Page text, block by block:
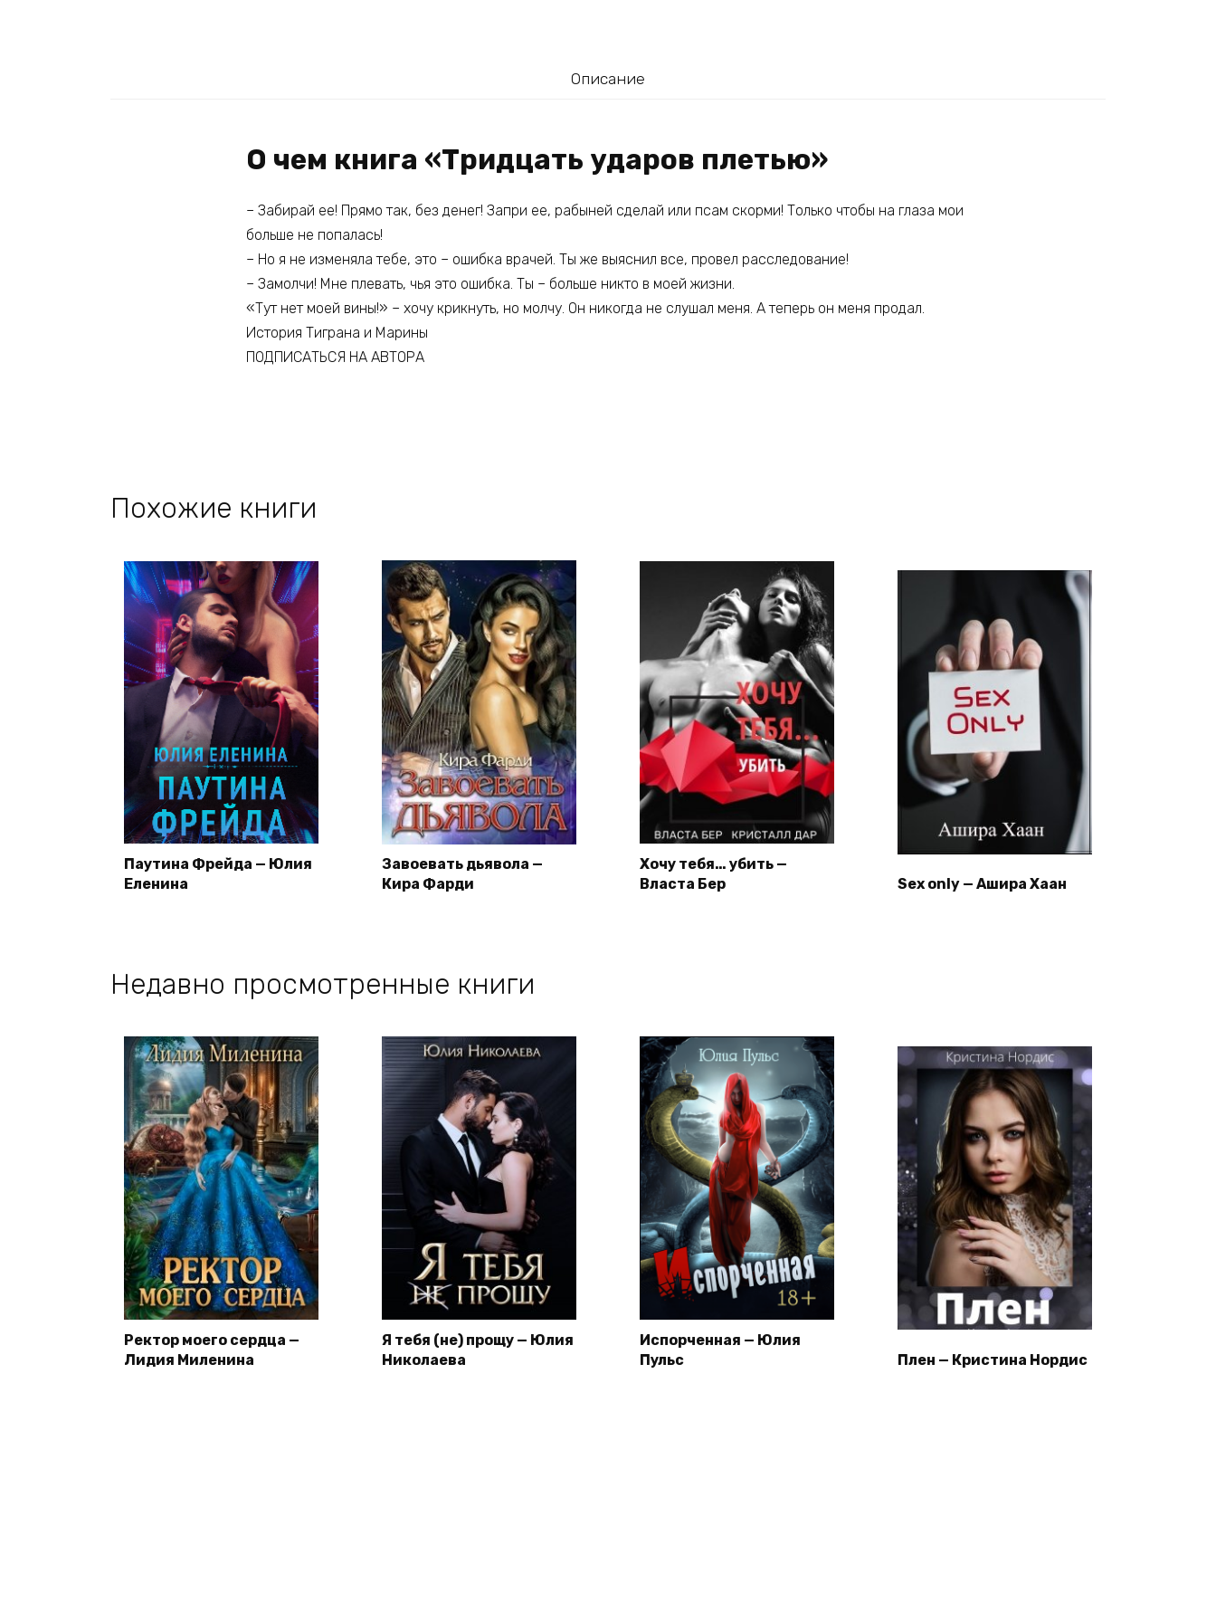
Описание
О чем книга «Тридцать ударов плетью»
– Забирай ее! Прямо так, без денег! Запри ее, рабыней сделай или псам скорми! Только чтобы на глаза мои
больше не попалась!
– Но я не изменяла тебе, это – ошибка врачей. Ты же выяснил все, провел расследование!
– Замолчи! Мне плевать, чья это ошибка. Ты – больше никто в моей жизни.
«Тут нет моей вины!» – хочу крикнуть, но молчу. Он никогда не слушал меня. А теперь он меня продал.
История Тиграна и Марины
ПОДПИСАТЬСЯ НА АВТОРА
Похожие книги
Паутина Фрейда — Юлия
Еленина
Завоевать дьявола —
Кира Фарди
Хочу тебя… убить —
Власта Бер
Sex only — Ашира Хаан
Недавно просмотренные книги
Ректор моего сердца —
Лидия Миленина
Я тебя (не) прощу — Юлия
Николаева
Испорченная — Юлия
Пульс
Плен — Кристина Нордис